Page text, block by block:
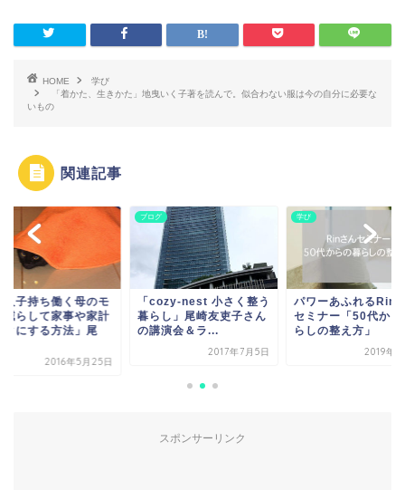
HOME
学び
「着かた、生きかた」地曳いく子著を読んで。似合わない服は今の自分に必要な
いもの
関連記事
人子持ち働く母のモ
減らして家事や家計
クにする方法」尾
2016年5月25日
ブログ
「cozy-nest 小さく整う
暮らし」尾崎友吏子さん
の講演会＆ラ...
2017年7月5日
学び
パワーあふれるRin
セミナー「50代から
らしの整え方」
2019年3
スポンサーリンク